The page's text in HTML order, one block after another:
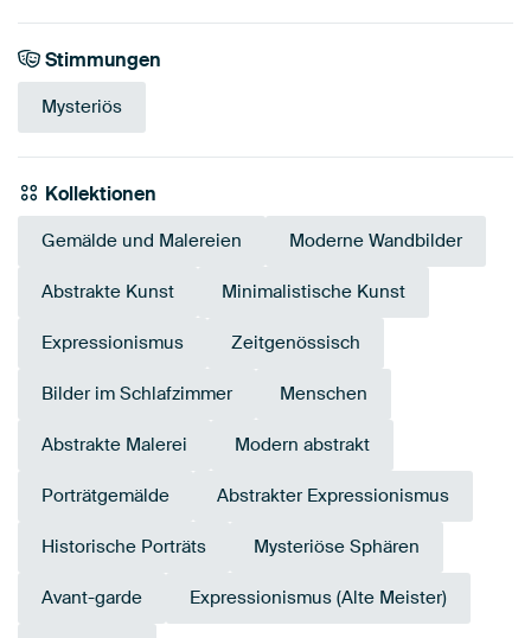
Stimmungen
Mysteriös
Kollektionen
Gemälde und Malereien Moderne Wandbilder
Abstrakte Kunst Minimalistische Kunst
Expressionismus Zeitgenössisch
Bilder im Schlafzimmer Menschen
Abstrakte Malerei Modern abstrakt
Porträtgemälde Abstrakter Expressionismus
Historische Porträts Mysteriöse Sphären
Avant-garde Expressionismus (Alte Meister)